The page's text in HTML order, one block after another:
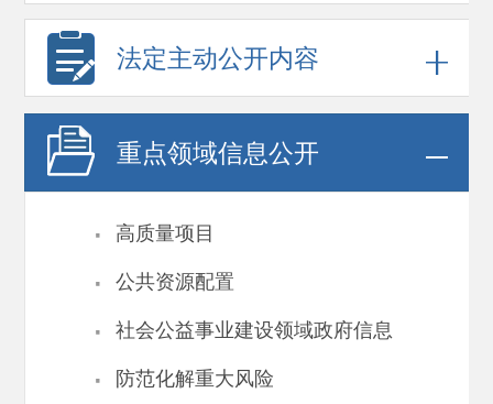
法定主动公开内容
重点领域信息公开
· 高质量项目
· 公共资源配置
· 社会公益事业建设领域政府信息
· 防范化解重大风险